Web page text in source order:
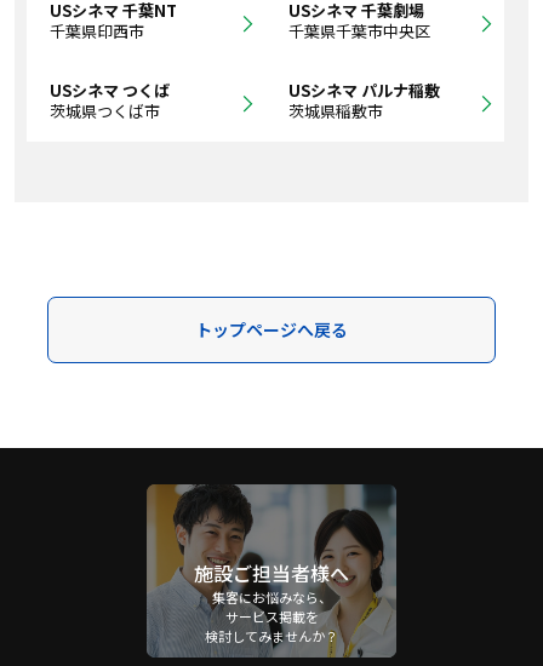
USシネマ 千葉NT
千葉県印西市
USシネマ 千葉劇場
千葉県千葉市中央区
USシネマ つくば
茨城県つくば市
USシネマ パルナ稲敷
茨城県稲敷市
トップページへ戻る
施設ご担当者様へ
集客にお悩みなら、
サービス掲載を
検討してみませんか？